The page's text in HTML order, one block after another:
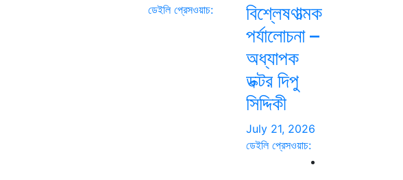
ডেইলি প্রেসওয়াচ:
বিশ্লেষণাত্মক
পর্যালোচনা –
অধ্যাপক
ডক্টর দিপু
সিদ্দিকী
July 21, 2026
ডেইলি প্রেসওয়াচ: